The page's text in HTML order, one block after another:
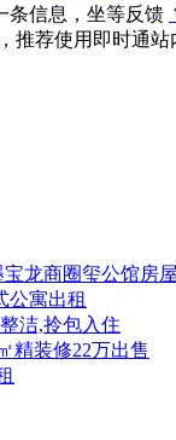
条信息，坐等反馈
推荐使用即时通站
龙商圈玺公馆房
公寓出租
洁,拎包入住
精装修22万出售